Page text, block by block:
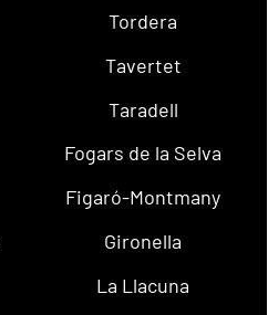
Tordera
Tavertet
Taradell
Fogars de la Selva
Figaró-Montmany
Gironella
La Llacuna